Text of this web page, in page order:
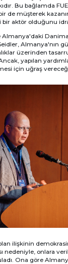
Bu bağlamda
de müşterek
aktör olduğunu
Almanya'nın
üzerinden
yapılan
için uğraş
olan ilişkinin
nedeniyle, onlara
Ona göre